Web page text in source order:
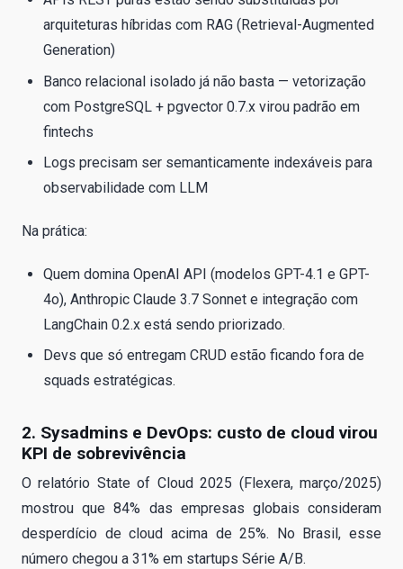
arquiteturas híbridas com RAG (Retrieval-Augmented
Generation)
Banco relacional isolado já não basta — vetorização
com PostgreSQL + pgvector 0.7.x virou padrão em
fintechs
Logs precisam ser semanticamente indexáveis para
observabilidade com LLM
Na prática:
Quem domina OpenAI API (modelos GPT-4.1 e GPT-
4o), Anthropic Claude 3.7 Sonnet e integração com
LangChain 0.2.x está sendo priorizado.
Devs que só entregam CRUD estão ficando fora de
squads estratégicas.
2. Sysadmins e DevOps: custo de cloud virou
KPI de sobrevivência
O relatório State of Cloud 2025 (Flexera, março/2025)
mostrou que 84% das empresas globais consideram
desperdício de cloud acima de 25%. No Brasil, esse
número chegou a 31% em startups Série A/B.